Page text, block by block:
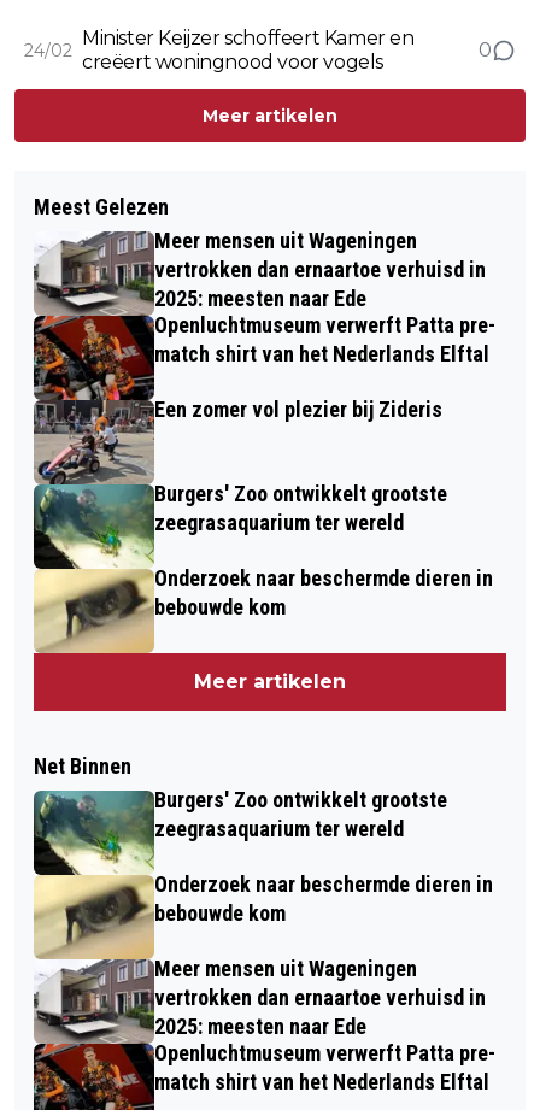
24/02
Minister Keijzer schoffeert Kamer en
creëert woningnood voor vogels
0
Meer artikelen
Meest Gelezen
Meer mensen uit Wageningen
vertrokken dan ernaartoe verhuisd in
2025: meesten naar Ede
Openluchtmuseum verwerft Patta pre-
match shirt van het Nederlands Elftal
Een zomer vol plezier bij Zideris
Burgers' Zoo ontwikkelt grootste
zeegrasaquarium ter wereld
Onderzoek naar beschermde dieren in
bebouwde kom
Meer artikelen
Net Binnen
Burgers' Zoo ontwikkelt grootste
zeegrasaquarium ter wereld
Onderzoek naar beschermde dieren in
bebouwde kom
Meer mensen uit Wageningen
vertrokken dan ernaartoe verhuisd in
2025: meesten naar Ede
Openluchtmuseum verwerft Patta pre-
match shirt van het Nederlands Elftal